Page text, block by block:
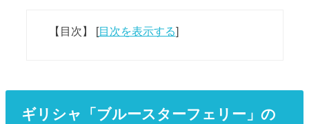
【目次】 [目次を表示する]
ギリシャ「ブルースターフェリー」の